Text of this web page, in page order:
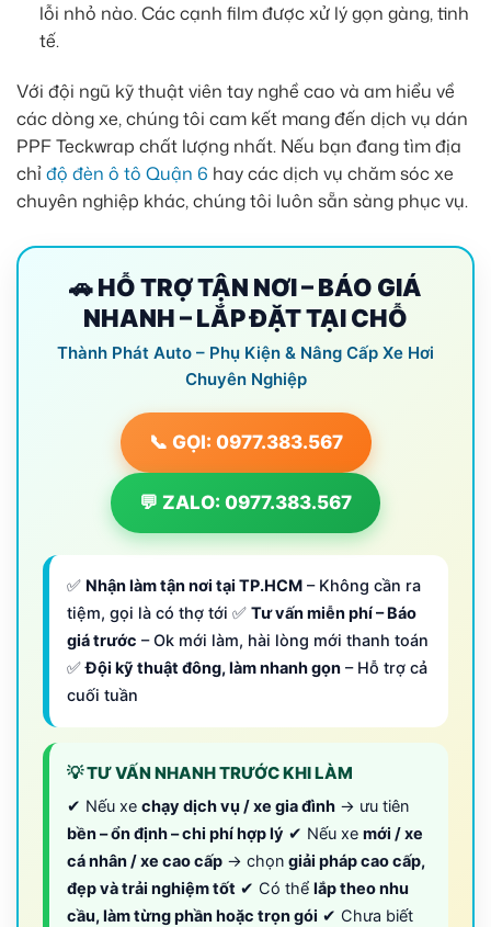
lỗi nhỏ nào. Các cạnh film được xử lý gọn gàng, tinh
tế.
Với đội ngũ kỹ thuật viên tay nghề cao và am hiểu về
các dòng xe, chúng tôi cam kết mang đến dịch vụ dán
PPF Teckwrap chất lượng nhất. Nếu bạn đang tìm địa
chỉđộ đèn ô tô Quận 6 hay các dịch vụ chăm sóc xe
chuyên nghiệp khác, chúng tôi luôn sẵn sàng phục vụ.
🚗 HỖ TRỢ TẬN NƠI – BÁO GIÁ
NHANH – LẮP ĐẶT TẠI CHỖ
Thành Phát Auto – Phụ Kiện & Nâng Cấp Xe Hơi
Chuyên Nghiệp
📞 GỌI: 0977.383.567
💬 ZALO: 0977.383.567
✅ Nhận làm tận nơi tại TP.HCM – Không cần ra
tiệm, gọi là có thợ tới ✅ Tư vấn miễn phí – Báo
giá trước – Ok mới làm, hài lòng mới thanh toán
✅Đội kỹ thuật đông, làm nhanh gọn – Hỗ trợ cả
cuối tuần
💡 TƯ VẤN NHANH TRƯỚC KHI LÀM
✔ Nếu xe chạy dịch vụ / xe gia đình → ưu tiên
bền – ổn định – chi phí hợp lý ✔ Nếu xe mới / xe
cá nhân / xe cao cấp → chọn giải pháp cao cấp,
đẹp và trải nghiệm tốt ✔ Có thể lắp theo nhu
cầu, làm từng phần hoặc trọn gói ✔ Chưa biết